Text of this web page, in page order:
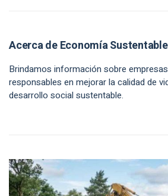
Acerca de Economía Sustentable
Brindamos información sobre
responsables en mejorar la calidad de
desarrollo social sustentable.